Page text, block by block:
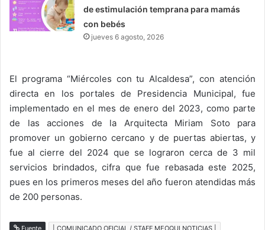
de estimulación temprana para mamás
con bebés
jueves 6 agosto, 2026
El programa “Miércoles con tu Alcaldesa”, con atención
directa en los portales de Presidencia Municipal, fue
implementado en el mes de enero del 2023, como parte
de las acciones de la Arquitecta Miriam Soto para
promover un gobierno cercano y de puertas abiertas, y
fue al cierre del 2024 que se lograron cerca de 3 mil
servicios brindados, cifra que fue rebasada este 2025,
pues en los primeros meses del año fueron atendidas más
de 200 personas.
Fuente | COMUNICADO OFICIAL / STAFF MEOQUI NOTICIAS |